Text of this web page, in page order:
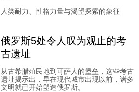
人类耐力、性格力量与渴望探索的象征
俄罗斯5处令人叹为观止的考
古遗址
从古希腊殖民地到可萨人的堡垒，这些考古
遗址揭示出，早在现代城市出现以前，诸多
文明就已开始塑造俄罗斯。